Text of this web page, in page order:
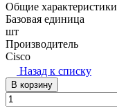
Общие характеристики
Базовая единица
шт
Производитель
Cisco
Назад к списку
В корзину